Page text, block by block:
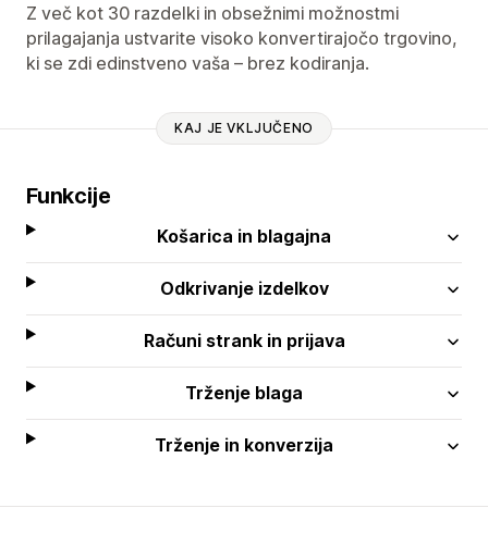
Z več kot 30 razdelki in obsežnimi možnostmi
prilagajanja ustvarite visoko konvertirajočo trgovino,
ki se zdi edinstveno vaša – brez kodiranja.
KAJ JE VKLJUČENO
Funkcije
Košarica in blagajna
Odkrivanje izdelkov
Računi strank in prijava
Trženje blaga
Trženje in konverzija